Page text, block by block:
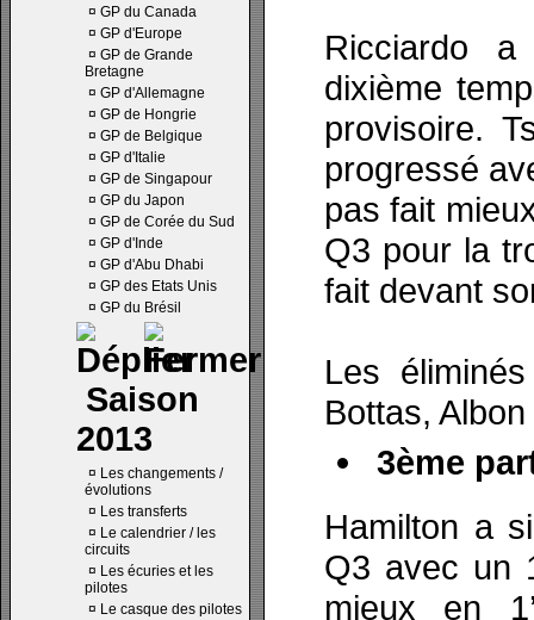
¤ GP du Canada
¤ GP d'Europe
¤ GP de Grande
Bretagne
¤ GP d'Allemagne
¤ GP de Hongrie
¤ GP de Belgique
¤ GP d'Italie
¤ GP de Singapour
¤ GP du Japon
¤ GP de Corée du Sud
¤ GP d'Inde
¤ GP d'Abu Dhabi
¤ GP des Etats Unis
¤ GP du Brésil
Saison
2013
¤ Les changements /
évolutions
¤ Les transferts
¤ Le calendrier / les
circuits
¤ Les écuries et les
pilotes
¤ Le casque des pilotes
Ricciardo
dixième
provisoire.
progressé
pas fait
Q3 pour la
fait devant
Les
Bottas,
3ème
Hamilton a
Q3 avec un
mieux en